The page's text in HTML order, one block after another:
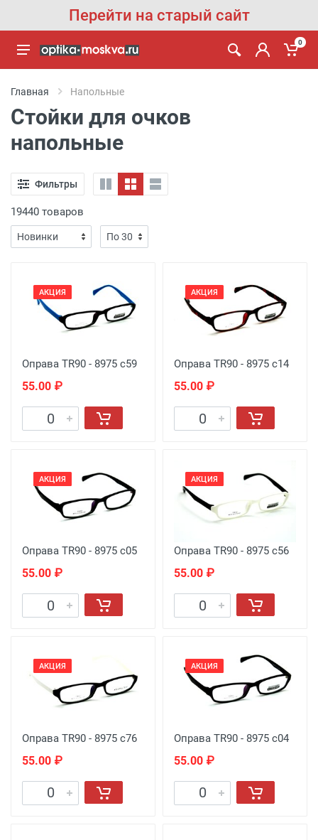
Перейти на старый сайт
0
Главная Напольные
Стойки для очков
напольные
Фильтры
19440 товаров
АКЦИЯ
Оправа TR90 - 8975 c59
55.00 ₽
АКЦИЯ
Оправа TR90 - 8975 c14
55.00 ₽
АКЦИЯ
Оправа TR90 - 8975 c05
55.00 ₽
АКЦИЯ
Оправа TR90 - 8975 c56
55.00 ₽
АКЦИЯ
Оправа TR90 - 8975 c76
55.00 ₽
АКЦИЯ
Оправа TR90 - 8975 c04
55.00 ₽